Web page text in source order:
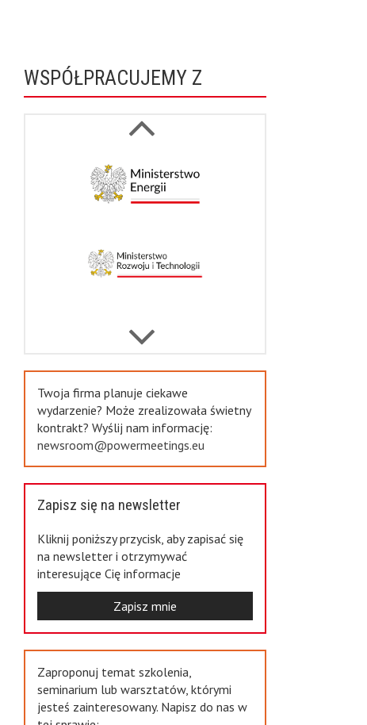
WSPÓŁPRACUJEMY Z
Twoja firma planuje ciekawe
wydarzenie? Może zrealizowała świetny
kontrakt? Wyślij nam informację:
newsroom@powermeetings.eu
Zapisz się na newsletter
Kliknij poniższy przycisk, aby zapisać się
na newsletter i otrzymywać
interesujące Cię informacje
Zapisz mnie
Zaproponuj temat szkolenia,
seminarium lub warsztatów, którymi
jesteś zainteresowany. Napisz do nas w